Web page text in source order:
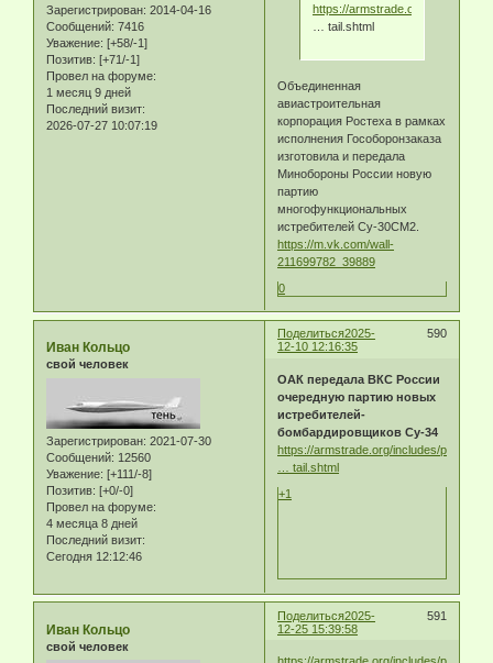
Зарегистрирован: 2014-04-16
Сообщений: 7416
Уважение: [+58/-1]
Позитив: [+71/-1]
Провел на форуме:
1 месяц 9 дней
Последний визит:
2026-07-27 10:07:19
https://armstrade.org/includes/
… tail.shtml
Объединенная
авиастроительная
корпорация Ростеха в рамках
исполнения Гособоронзаказа
изготовила и передала
Минобороны России новую
партию
многофункциональных
истребителей Су-30СМ2.
https://m.vk.com/wall-
211699782_39889
0
Поделиться 590
2025-
12-10 12:16:35
Иван Кольцо
свой человек
Зарегистрирован: 2021-07-30
Сообщений: 12560
Уважение: [+111/-8]
Позитив: [+0/-0]
Провел на форуме:
4 месяца 8 дней
Последний визит:
Сегодня 12:12:46
ОАК передала ВКС России
очередную партию новых
истребителей-
бомбардировщиков Су-34
https://armstrade.org/includes/periodic
… tail.shtml
+1
Поделиться 591
2025-
12-25 15:39:58
Иван Кольцо
свой человек